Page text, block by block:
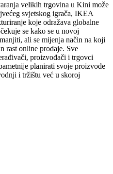
velikih trgovina u Kini može
svjetskog igrača, IKEA
koje odražava globalne
se kako se u novoj
ali se mijenja način na koji
rast online prodaje. Sve
proizvođači i trgovci
planirati svoje proizvode
i tržištu već u skoroj